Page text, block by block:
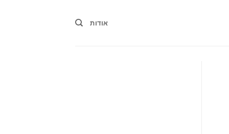
אודות